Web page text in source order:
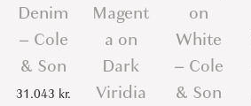
Denim
– Cole
& Son
31.043 kr.
Magent
a on
Dark
Viridia
on
White
– Cole
& Son